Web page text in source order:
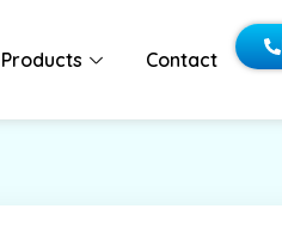
Products Contact